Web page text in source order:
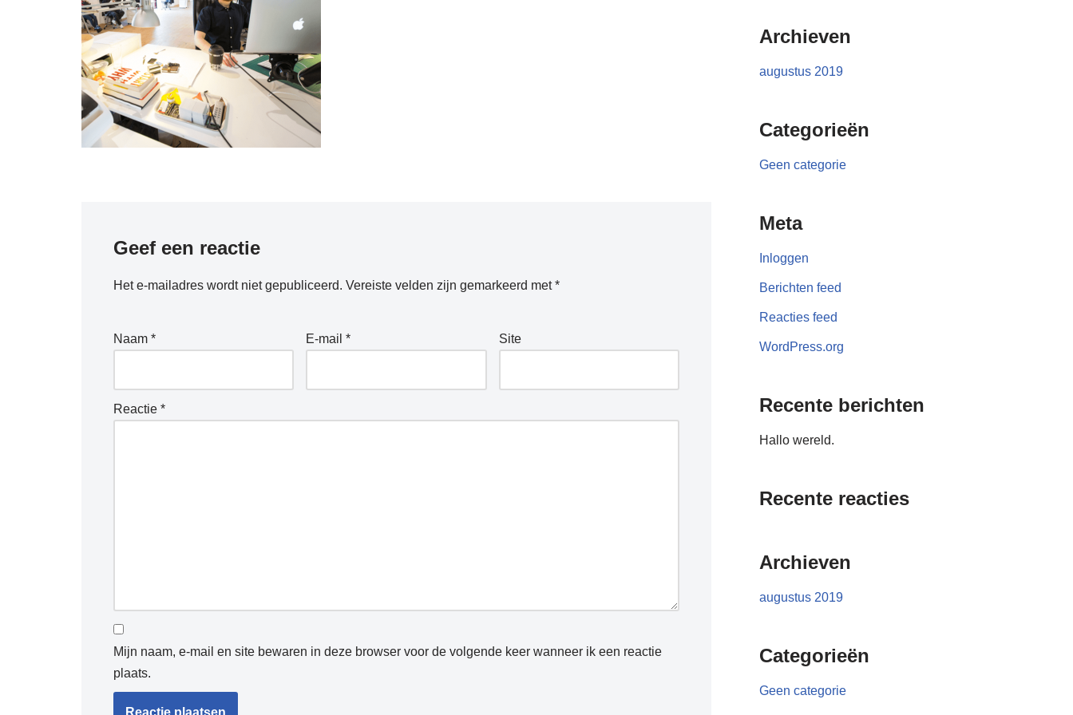
Geef een reactie
Het e-mailadres wordt niet gepubliceerd. Vereiste velden zijn gemarkeerd met*
Naam * E-mail* Site
Reactie *
Mijn naam, e-mail en site bewaren in deze browser voor de volgende keer wanneer ik een reactie
plaats.
Archieven
augustus 2019
Categorieën
Geen categorie
Meta
Inloggen
Berichten feed
Reacties feed
WordPress.org
Recente berichten
Hallo wereld.
Recente reacties
Archieven
augustus 2019
Categorieën
Geen categorie